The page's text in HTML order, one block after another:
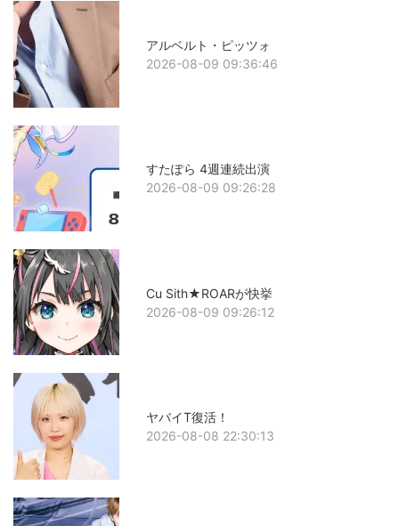
アルベルト・ピッツォ
2026-08-09 09:36:46
すたぽら 4週連続出演
2026-08-09 09:26:28
Cu Sith★ROARが快挙
2026-08-09 09:26:12
ヤバイT復活！
2026-08-08 22:30:13